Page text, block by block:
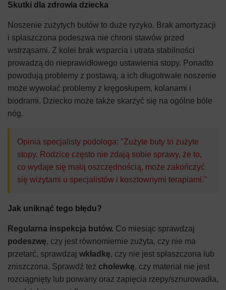
Skutki dla zdrowia dziecka
Noszenie zużytych butów to duże ryzyko. Brak amortyzacji
i spłaszczona podeszwa nie chroni stawów przed
wstrząsami. Z kolei brak wsparcia i utrata stabilności
prowadzą do nieprawidłowego ustawienia stopy. Ponadto
powodują problemy z postawą, a ich długotrwałe noszenie
może wywołać problemy z kręgosłupem, kolanami i
biodrami. Dziecko może także skarżyć się na ogólne bóle
nóg.
Opinia specjalisty podologa: "Zużyte buty to zużyte
stopy. Rodzice często nie zdają sobie sprawy, że to,
co wydaje się małą oszczędnością, może zakończyć
się wizytami u specjalistów i kosztownymi terapiami."
Jak uniknąć tego błędu?
Regularna inspekcja butów. Co miesiąc sprawdzaj
podeszwę, czy jest równomiernie zużyta, czy nie ma
przetarć, sprawdzaj wkładkę, czy nie jest spłaszczona lub
zniszczona. Sprawdź też cholewkę, czy materiał nie jest
rozciągnięty lub porwany oraz zapięcia rzepy/sznurowadła,